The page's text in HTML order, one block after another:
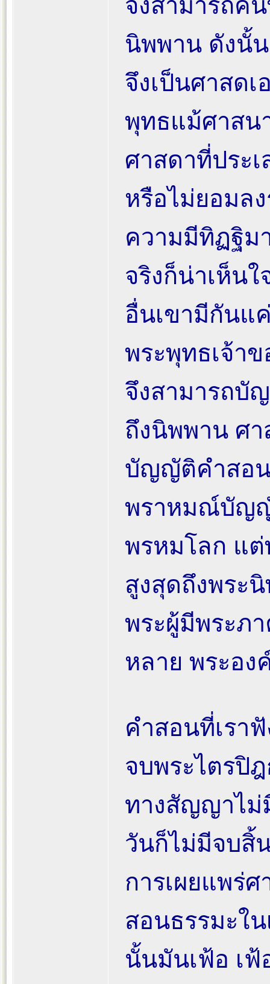
จึงสามารถค้
นิพพาน ดังนั้
จึงเป็นศาสด
พุทธแม้ศาสน
ศาสดาที่ประ
หรือไม่ยอมล
ความมีทิฏฐิม
จริงก็น่าเห็น
อื่นเขามีกัน
พระพุทธเจ้าข
จึงสามารถบั
ถึงนิพพาน ศ
บัญญัติคำสอน
พราหมณ์บัญญั
พรหมโลก แ
สูงสุดถึงพระ
พระผู้มีพระภา
หลาย พระอง
คำสอนที่เรา
จบพระไตรปิ
ทางสัญญาไม่
วันก็ไม่มีจบสิ้
การเผยแพร่
สอนธรรมะใ
นั้นมันเฟ้อ เฟ้